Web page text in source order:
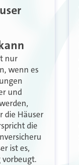
nur
wenn es
und
die Häuser
die
ist es,